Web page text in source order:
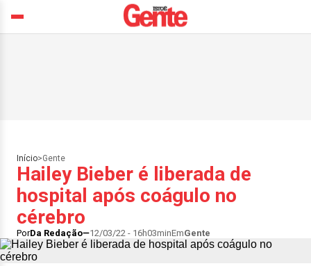
Início>Gente
Hailey Bieber é liberada de
hospital após coágulo no
cérebro
PorDa Redação 12/03/22 - 16h03minEmGente